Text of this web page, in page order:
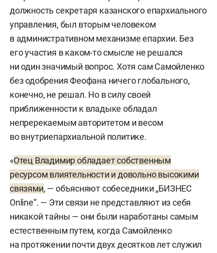
должность секретаря казанского епархиального
управления, был вторым человеком
в административном механизме епархии. Без
его участия в каком-то смысле не решался
ни один значимый вопрос. Хотя сам Самойленко
без одобрения Феофана ничего глобального,
конечно, не решал. Но в силу своей
приближенности к владыке обладал
непререкаемым авторитетом и весом
во внутриепархиальной политике.
«Отец Владимир обладает собственным
ресурсом влиятельности и довольно высокими
связями, — объясняют собеседники „БИЗНЕС
Online“. — Эти связи не представляют из себя
никакой тайны — они были наработаны самым
естественным путем, когда Самойленко
на протяжении почти двух десятков лет служил